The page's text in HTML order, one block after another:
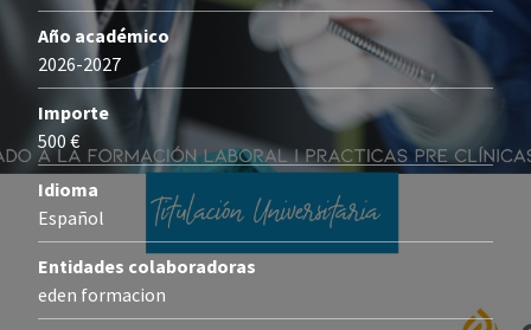
Año académico
2026-2027
Importe
500 €
Idioma
Español
Entidades colaboradoras
eden formacion